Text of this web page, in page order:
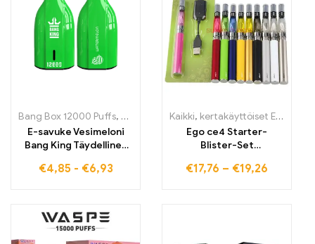
Bang Box 12000 Puffs, kertakäyttöiset E-savut,Kertakäyttöiset
E-savuke Vesimeloni
Bang King Täydellinen
pureskelulle
€4,85 - €6,93
Kaikki, kertakäyttöiset E-savut
Ego ce4 Starter-
Blister-Set
€17,76 – €19,26